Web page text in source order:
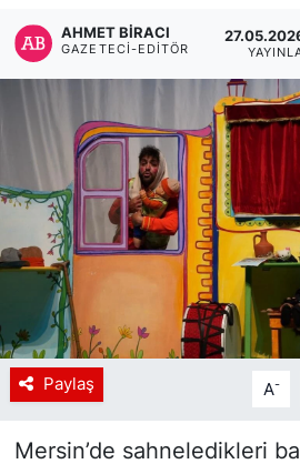
AHMET BIRACI
GAZETECI-EDITÖR
Paylaş A-
Mersin’de sahneledikleri
MAGAZİN
Siyaset
YEREL HABER
Haberde insan
Tanıtım
Son Dakika Haberleri